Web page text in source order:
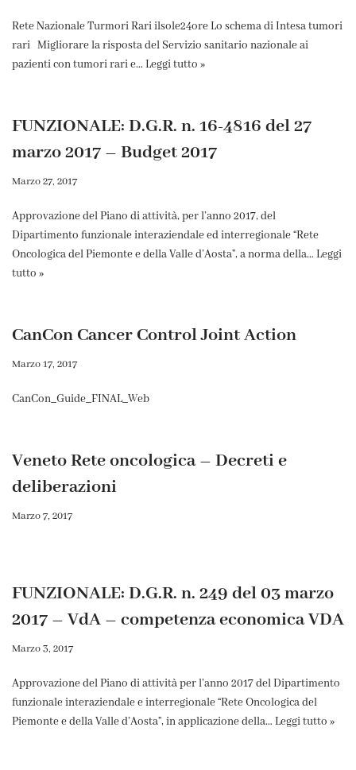
Rete Nazionale Turmori Rari ilsole24ore Lo schema di Intesa tumori
rari Migliorare la risposta del Servizio sanitario nazionale ai
pazienti con tumori rari e… Leggi tutto »
FUNZIONALE: D.G.R. n. 16-4816 del 27
marzo 2017 – Budget 2017
Marzo 27, 2017
Approvazione del Piano di attività, per l’anno 2017, del
Dipartimento funzionale interaziendale ed interregionale “Rete
Oncologica del Piemonte e della Valle d’Aosta”, a norma della… Leggi
tutto »
CanCon Cancer Control Joint Action
Marzo 17, 2017
CanCon_Guide_FINAL_Web
Veneto Rete oncologica – Decreti e
deliberazioni
Marzo 7, 2017
FUNZIONALE: D.G.R. n. 249 del 03 marzo
2017 – VdA – competenza economica VDA
Marzo 3, 2017
Approvazione del Piano di attività per l’anno 2017 del Dipartimento
funzionale interaziendale e interregionale “Rete Oncologica del
Piemonte e della Valle d’Aosta”, in applicazione della… Leggi tutto »